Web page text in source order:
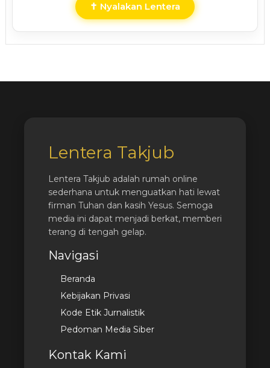
✝ Nyalakan Lentera
Lentera Takjub
Lentera Takjub adalah rumah online
sederhana untuk menguatkan hati lewat
firman Tuhan dan kasih Yesus. Semoga
media ini dapat menjadi berkat, memberi
terang di tengah gelap.
Navigasi
Beranda
Kebijakan Privasi
Kode Etik Jurnalistik
Pedoman Media Siber
Kontak Kami